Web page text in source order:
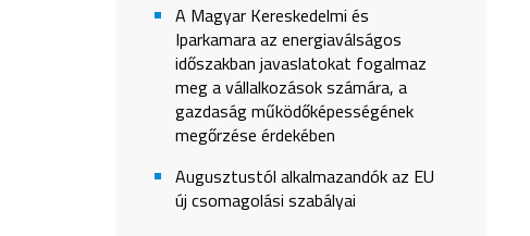
A Magyar Kereskedelmi és
Iparkamara az energiaválságos
időszakban javaslatokat fogalmaz
meg a vállalkozások számára, a
gazdaság működőképességének
megőrzése érdekében
Augusztustól alkalmazandók az EU
új csomagolási szabályai